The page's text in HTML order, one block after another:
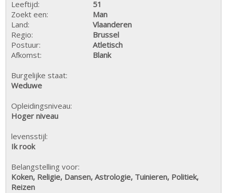
Leeftijd:
51
Zoekt een:
Man
Land:
Vlaanderen
Regio:
Brussel
Postuur:
Atletisch
Afkomst:
Blank
Burgelijke staat:
Weduwe
Opleidingsniveau:
Hoger niveau
levensstijl:
Ik rook
Belangstelling voor:
Koken, Religie, Dansen, Astrologie, Tuinieren, Politiek,
Reizen